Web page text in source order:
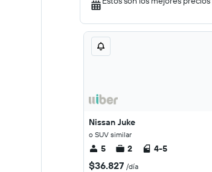
Nissan Juke
o SUV similar
5 2 4-5
$36.827 /día